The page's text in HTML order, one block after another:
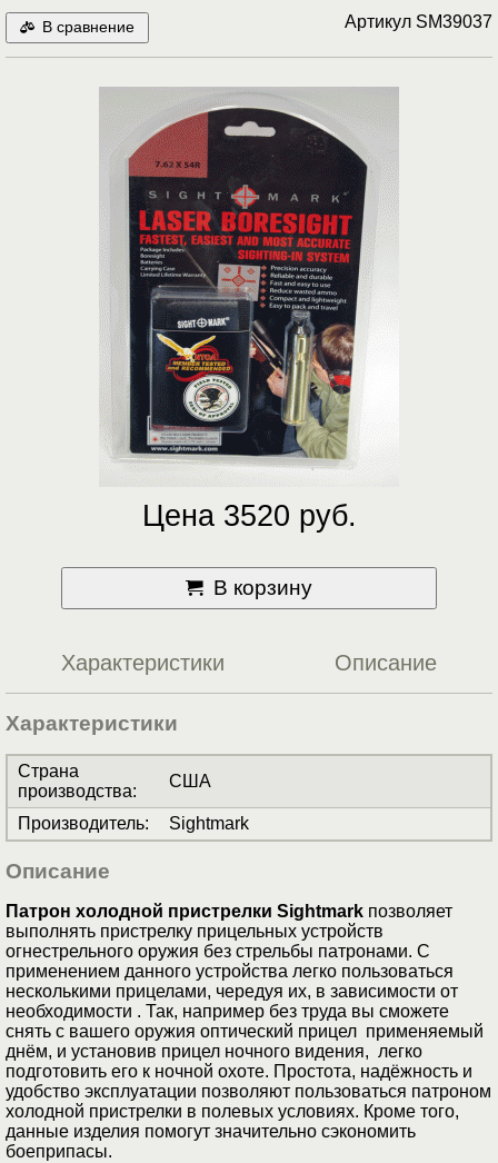
В сравнение Артикул SM39037
Цена 3520 руб.
В корзину
Характеристики Описание
Характеристики
Страна
производства:
США
Производитель: Sightmark
Описание
Патрон холодной пристрелки Sightmark позволяет
выполнять пристрелку прицельных устройств
огнестрельного оружия без стрельбы патронами. С
применением данного устройства легко пользоваться
несколькими прицелами, чередуя их, в зависимости от
необходимости . Так, например без труда вы сможете
снять с вашего оружия оптический прицел применяемый
днём, и установив прицел ночного видения, легко
подготовить его к ночной охоте. Простота, надёжность и
удобство эксплуатации позволяют пользоваться патроном
холодной пристрелки в полевых условиях. Кроме того,
данные изделия помогут значительно сэкономить
боеприпасы.